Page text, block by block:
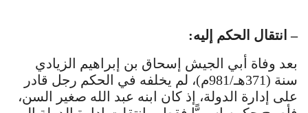
– انتقال الحكم إليه:
بعد وفاة أبي الجيش إسحاق بن إبراهيم الزيادي
سنة (371هـ/981م)، لم يخلفه في الحكم رجل قادر
على إدارة الدولة، إذ كان ابنه عبد الله صغير السن،